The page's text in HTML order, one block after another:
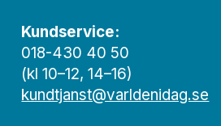
Kundservice:
018-430 40 50
(kl 10–12, 14–16)
kundtjanst@varldenidag.se